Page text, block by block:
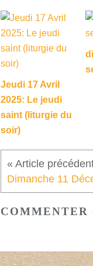
Jeudi 17 Avril
2025: Le jeudi
saint (liturgie du
soir)
Dimanche 11